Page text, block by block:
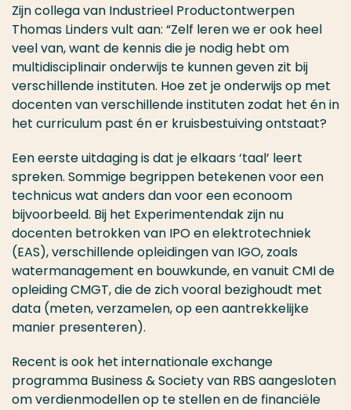
Zijn collega van Industrieel Productontwerpen
Thomas Linders vult aan: “Zelf leren we er ook heel
veel van, want de kennis die je nodig hebt om
multidisciplinair onderwijs te kunnen geven zit bij
verschillende instituten. Hoe zet je onderwijs op met
docenten van verschillende instituten zodat het én in
het curriculum past én er kruisbestuiving ontstaat?
Een eerste uitdaging is dat je elkaars ‘taal’ leert
spreken. Sommige begrippen betekenen voor een
technicus wat anders dan voor een econoom
bijvoorbeeld. Bij het Experimentendak zijn nu
docenten betrokken van IPO en elektrotechniek
(EAS), verschillende opleidingen van IGO, zoals
watermanagement en bouwkunde, en vanuit CMI de
opleiding CMGT, die de zich vooral bezighoudt met
data (meten, verzamelen, op een aantrekkelijke
manier presenteren).
Recent is ook het internationale exchange
programma Business & Society van RBS aangesloten
om verdienmodellen op te stellen en de financiële